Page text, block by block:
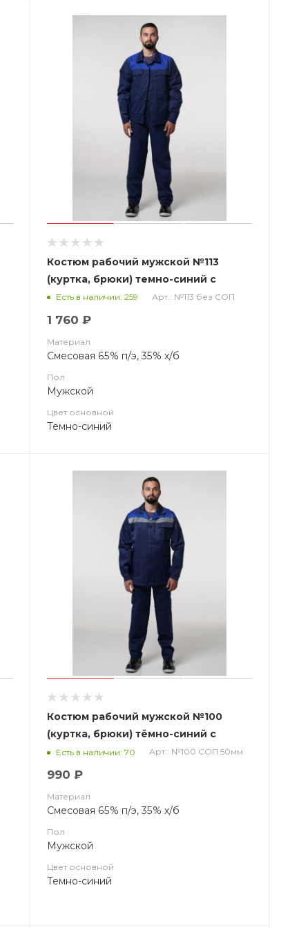
Костюм рабочий мужской №113
(куртка, брюки) темно-синий с
васильковым (ЧЗ)
Есть в наличии: 259 Арт.: №113 без СОП
1 760 ₽
Материал
Смесовая 65% п/э, 35% х/б
Пол
Мужской
Цвет основной
Темно-синий
Костюм рабочий мужской №100
(куртка, брюки) тёмно-синий с
васильковым СОП 50 мм(ЧЗ)
Есть в наличии: 70 Арт.: №100 СОП 50мм
990 ₽
Материал
Смесовая 65% п/э, 35% х/б
Пол
Мужской
Цвет основной
Темно-синий